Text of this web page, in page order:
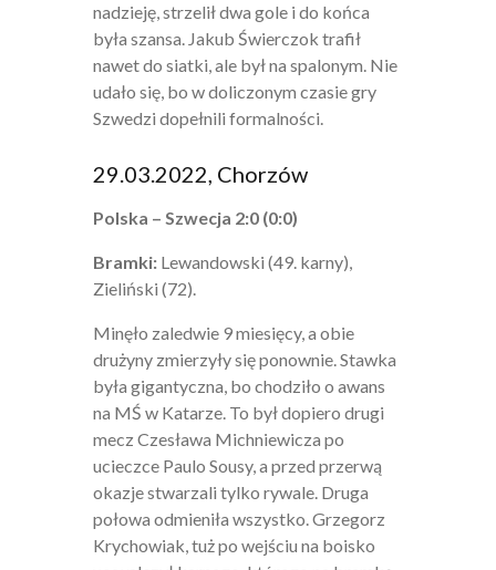
nadzieję, strzelił dwa gole i do końca
była szansa. Jakub Świerczok trafił
nawet do siatki, ale był na spalonym. Nie
udało się, bo w doliczonym czasie gry
Szwedzi dopełnili formalności.
29.03.2022, Chorzów
Polska – Szwecja 2:0 (0:0)
Bramki: Lewandowski (49. karny),
Zieliński (72).
Minęło zaledwie 9 miesięcy, a obie
drużyny zmierzyły się ponownie. Stawka
była gigantyczna, bo chodziło o awans
na MŚ w Katarze. To był dopiero drugi
mecz Czesława Michniewicza po
ucieczce Paulo Sousy, a przed przerwą
okazje stwarzali tylko rywale. Druga
połowa odmieniła wszystko. Grzegorz
Krychowiak, tuż po wejściu na boisko